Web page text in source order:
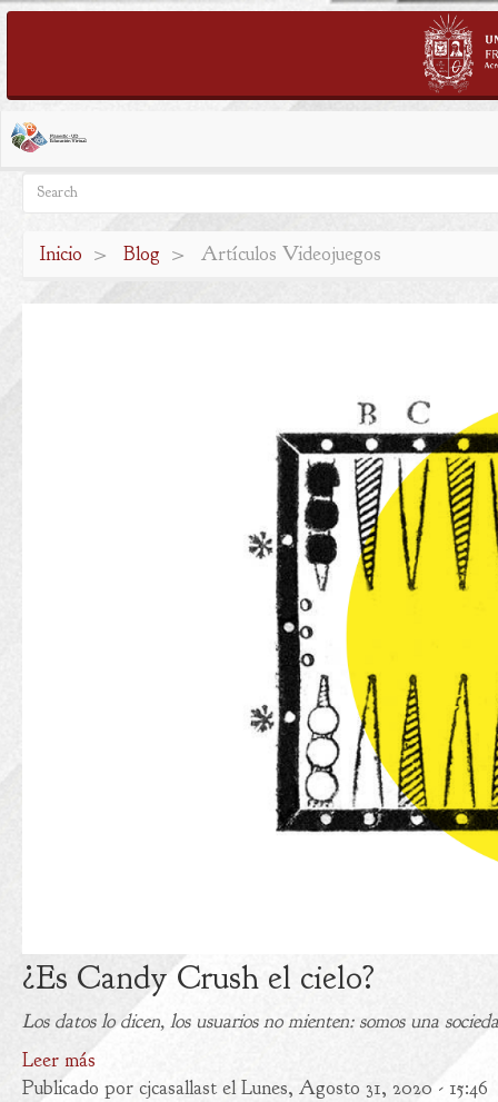
Pasar
al
contenido
principal
Search
Search
Inicio Blog Artículos Videojuegos
¿Es Candy Crush el cielo?
Los datos lo dicen, los usuarios no mienten: somos una
Leer más
Publicado por cjcasallastel Lunes, Agosto 31, 2020 - 15:46